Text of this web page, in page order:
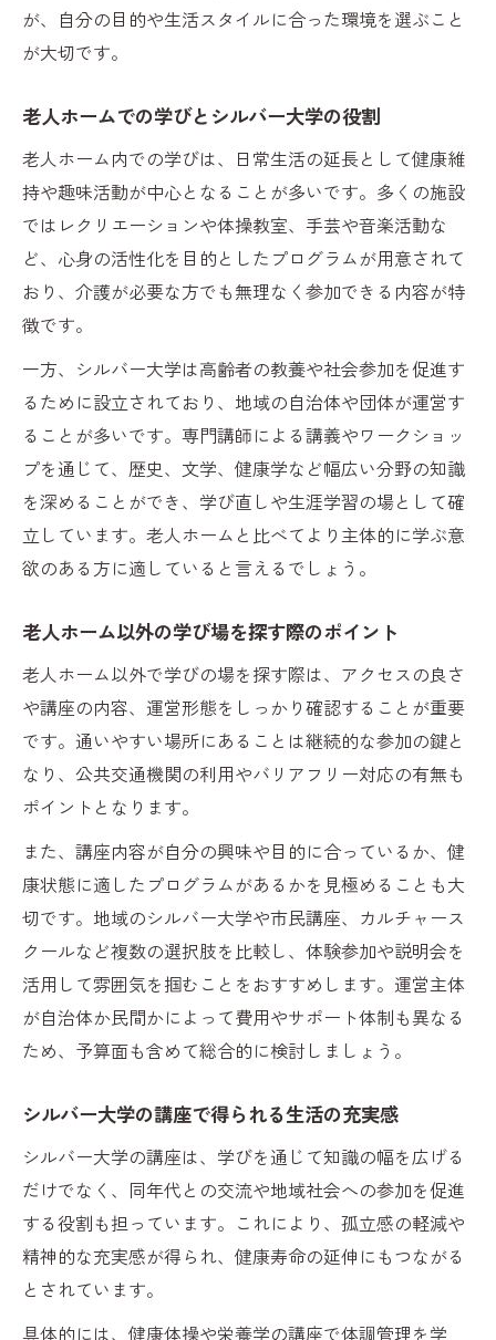
が、自分の目的や生活スタイルに合った環境を選ぶこと
が大切です。
老人ホームでの学びとシルバー大学の役割
老人ホーム内での学びは、日常生活の延長として健康維
持や趣味活動が中心となることが多いです。多くの施設
ではレクリエーションや体操教室、手芸や音楽活動な
ど、心身の活性化を目的としたプログラムが用意されて
おり、介護が必要な方でも無理なく参加できる内容が特
徴です。
一方、シルバー大学は高齢者の教養や社会参加を促進す
るために設立されており、地域の自治体や団体が運営す
ることが多いです。専門講師による講義やワークショッ
プを通じて、歴史、文学、健康学など幅広い分野の知識
を深めることができ、学び直しや生涯学習の場として確
立しています。老人ホームと比べてより主体的に学ぶ意
欲のある方に適していると言えるでしょう。
老人ホーム以外の学び場を探す際のポイント
老人ホーム以外で学びの場を探す際は、アクセスの良さ
や講座の内容、運営形態をしっかり確認することが重要
です。通いやすい場所にあることは継続的な参加の鍵と
なり、公共交通機関の利用やバリアフリー対応の有無も
ポイントとなります。
また、講座内容が自分の興味や目的に合っているか、健
康状態に適したプログラムがあるかを見極めることも大
切です。地域のシルバー大学や市民講座、カルチャース
クールなど複数の選択肢を比較し、体験参加や説明会を
活用して雰囲気を掴むことをおすすめします。運営主体
が自治体か民間かによって費用やサポート体制も異なる
ため、予算面も含めて総合的に検討しましょう。
シルバー大学の講座で得られる生活の充実感
シルバー大学の講座は、学びを通じて知識の幅を広げる
だけでなく、同年代との交流や地域社会への参加を促進
する役割も担っています。これにより、孤立感の軽減や
精神的な充実感が得られ、健康寿命の延伸にもつながる
とされています。
具体的には、健康体操や栄養学の講座で体調管理を学